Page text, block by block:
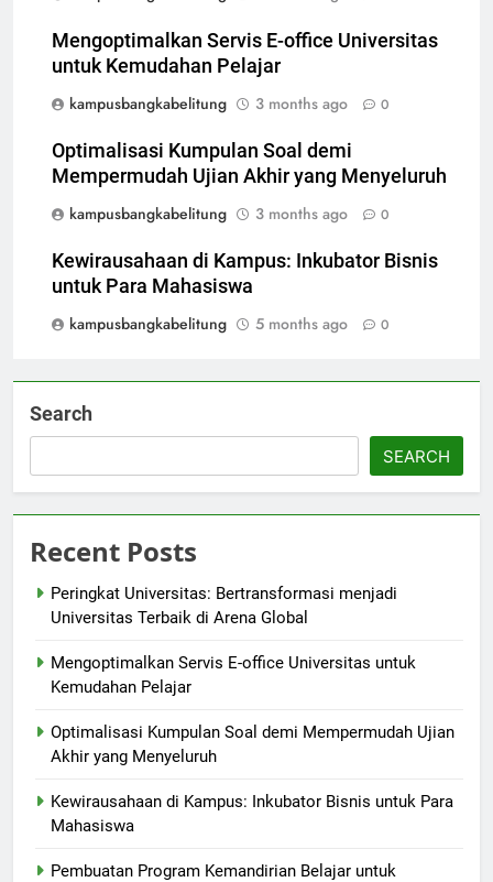
Mengoptimalkan Servis E-office Universitas
untuk Kemudahan Pelajar
kampusbangkabelitung
3 months ago 0
Optimalisasi Kumpulan Soal demi
Mempermudah Ujian Akhir yang Menyeluruh
kampusbangkabelitung
3 months ago 0
Kewirausahaan di Kampus: Inkubator Bisnis
untuk Para Mahasiswa
kampusbangkabelitung
5 months ago 0
Search
SEARCH
Recent Posts
Peringkat Universitas: Bertransformasi menjadi
Universitas Terbaik di Arena Global
Mengoptimalkan Servis E-office Universitas untuk
Kemudahan Pelajar
Optimalisasi Kumpulan Soal demi Mempermudah Ujian
Akhir yang Menyeluruh
Kewirausahaan di Kampus: Inkubator Bisnis untuk Para
Mahasiswa
Pembuatan Program Kemandirian Belajar untuk